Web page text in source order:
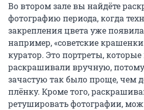
Во втором зале вы найдёте
фотографию периода, когда
закрепления цвета уже
например, «советские
куратор. Это портреты, которые
раскрашивали вручную,
зачастую так было проще, чем
плёнку. Кроме того,
ретушировать фотографии,